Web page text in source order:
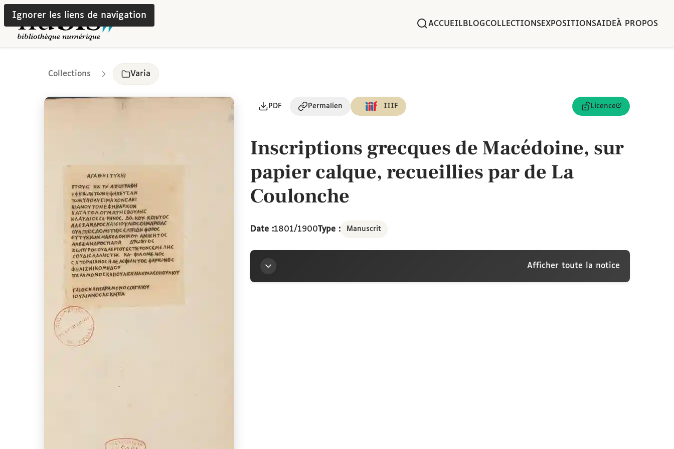
Ignorer les liens de navigation
ACCUEIL BLOGCOLLECTIONSEXPOSITIONSAIDEÀ PROPOS
Collections Varia
PDF Permalien IIIF Licence
Inscriptions grecques de Macédoine, sur
papier calque, recueillies par de La
Coulonche
Date :1801/1900Type : Manuscrit
Afficher toute la notice